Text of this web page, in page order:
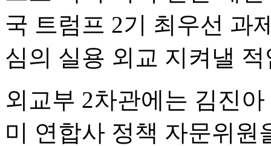
국 트럼프 2기 최우선 과
심의 실용 외교 지켜낼
외교부 2차관에는 김진
미 연합사 정책 자문위원